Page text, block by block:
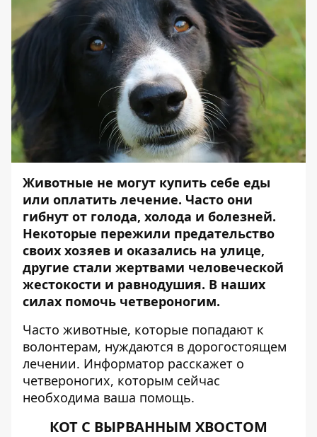
Животные не могут купить себе еды
или оплатить лечение. Часто они
гибнут от голода, холода и болезней.
Некоторые пережили предательство
своих хозяев и оказались на улице,
другие стали жертвами человеческой
жестокости и равнодушия. В наших
силах помочь четвероногим.
Часто животные, которые попадают к
волонтерам, нуждаются в дорогостоящем
лечении. Информатор расскажет о
четвероногих, которым сейчас
необходима ваша помощь.
КОТ С ВЫРВАННЫМ ХВОСТОМ